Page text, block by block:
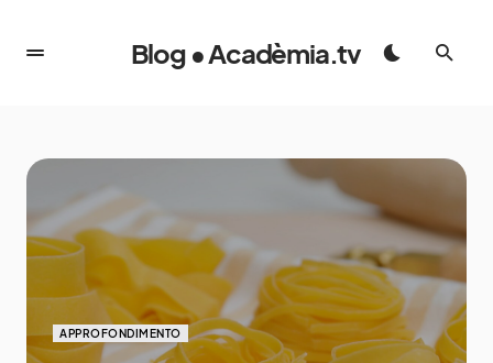
Blog • Acadèmia.tv
APPROFONDIMENTO